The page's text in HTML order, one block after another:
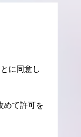
に同意し
めて許可を